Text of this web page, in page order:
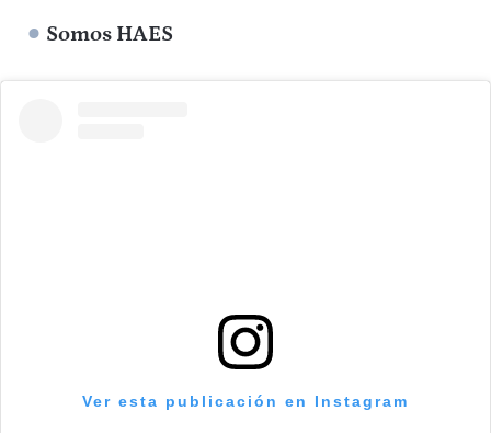
Somos HAES
Ver esta publicación en Instagram